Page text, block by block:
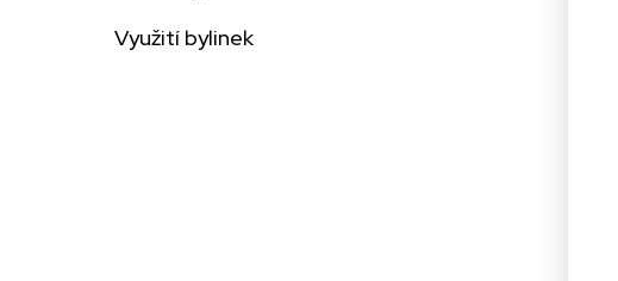
Využití bylinek